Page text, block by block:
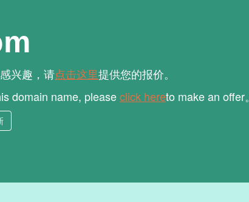
兴趣，请点击这里提供您的报价。
domain name, pleaseclick hereto make an offer。